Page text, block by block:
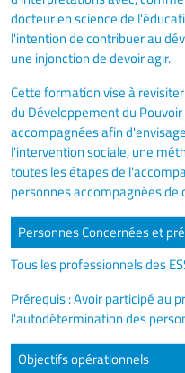
docteur en science de
l'intention de contribuer au
une injonction de devoir agir.
Cette formation vise à
du Développement du
accompagnées afin
l'intervention sociale, une
toutes les étapes de
personnes accompagnées
Personnes Concernées et
Tous les professionnels des
Prérequis : Avoir participé au
l'autodétermination des
Objectifs opérationnels